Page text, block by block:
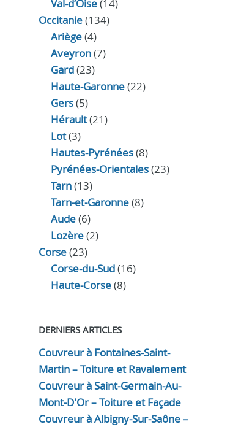
Val-d’Oise(14)
Occitanie(134)
Ariège(4)
Aveyron(7)
Gard(23)
Haute-Garonne(22)
Gers(5)
Hérault(21)
Lot(3)
Hautes-Pyrénées(8)
Pyrénées-Orientales(23)
Tarn(13)
Tarn-et-Garonne(8)
Aude(6)
Lozère(2)
Corse(23)
Corse-du-Sud(16)
Haute-Corse(8)
DERNIERS ARTICLES
Couvreur à Fontaines-Saint-
Martin – Toiture et Ravalement
Couvreur à Saint-Germain-Au-
Mont-D'Or – Toiture et Façade
Couvreur à Albigny-Sur-Saône –